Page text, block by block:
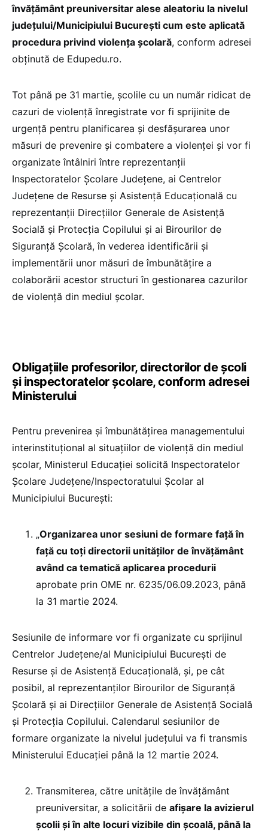
învățământ preuniversitar alese aleatoriu la nivelul
județului/Municipiului București cum este aplicată
procedura privind violența școlară, conform adresei
obținută de Edupedu.ro.
Tot până pe 31 martie, școlile cu un număr ridicat de
cazuri de violenţă înregistrate vor fi sprijinite de
urgenţă pentru planificarea și desfăşurarea unor
măsuri de prevenire şi combatere a violenței şi vor fi
organizate întâlniri între reprezentanţii
Inspectoratelor Şcolare Judeţene, ai Centrelor
Judeţene de Resurse şi Asistență Educaţională cu
reprezentanţii Direcţiilor Generale de Asistenţă
Socială și Protecţia Copilului și ai Birourilor de
Siguranță Școlară, în vederea identificării şi
implementării unor măsuri de îmbunătăţire a
colaborării acestor structuri în gestionarea cazurilor
de violență din mediul școlar.
Obligațiile profesorilor, directorilor de școli
și inspectoratelor școlare, conform adresei
Ministerului
Pentru prevenirea și îmbunătăţirea managementului
interinstituțional al situaţiilor de violență din mediul
şcolar, Ministerul Educației solicită Inspectoratelor
Şcolare Judeţene/Inspectoratului Şcolar al
Municipiului București:
„Organizarea unor sesiuni de formare față în
față cu toți directorii unităţilor de învățământ
având ca tematică aplicarea procedurii
aprobate prin OME nr. 6235/06.09.2023, până
la 31 martie 2024.
Sesiunile de informare vor fi organizate cu sprijinul
Centrelor Judeţene/al Municipiului Bucureşti de
Resurse și de Asistenţă Educaţională, și, pe cât
posibil, al reprezentanţilor Birourilor de Siguranţă
Școlară și ai Direcţiilor Generale de Asistenţă Socială
şi Protecţia Copilului. Calendarul sesiunilor de
formare organizate la nivelul județului va fi transmis
Ministerului Educaţiei până la 12 martie 2024.
Transmiterea, către unitățile de învățământ
preuniversitar, a solicitării de afișare la avizierul
școlii și în alte locuri vizibile din școală, până la